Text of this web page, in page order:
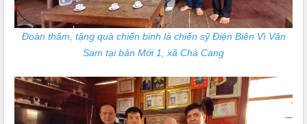
Đoàn thăm, tặng quà chiến binh là chiến sỹ Điện Biên Vì Văn
Sam tại bản Mới 1, xã Chà Cang